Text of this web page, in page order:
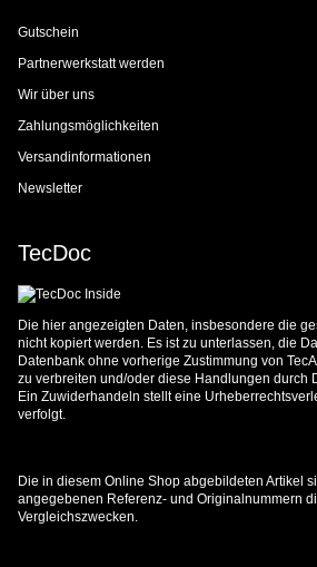
Gutschein
Partnerwerkstatt werden
Wir über uns
Zahlungsmöglichkeiten
Versandinformationen
Newsletter
TecDoc
Die hier angezeigten Daten, insbesondere die
nicht kopiert werden. Es ist zu unterlassen, die
Datenbank ohne vorherige Zustimmung von
zu verbreiten und/oder diese Handlungen durch
Ein Zuwiderhandeln stellt eine
verfolgt.
Die in diesem Online Shop abgebildeten Artikel
angegebenen Referenz- und Originalnummern
Vergleichszwecken.